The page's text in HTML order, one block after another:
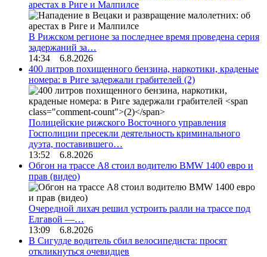
арестах в Риге и Малпилсе
В Рижском регионе за последнее время проведена серия
задержаний за…
14:34 6.8.2026
400 литров похищенного бензина, наркотики, краденые
номера: в Риге задержали грабителей (2)
Полицейские рижского Восточного управления
Госполиции пресекли деятельность криминального
дуэта, поставившего…
13:52 6.8.2026
Обгон на трассе А8 стоил водителю BMW 1400 евро и
прав (видео)
Очередной лихач решил устроить ралли на трассе под
Елгавой —…
13:09 6.8.2026
В Сигулде водитель сбил велосипедиста: просят
откликнуться очевидцев